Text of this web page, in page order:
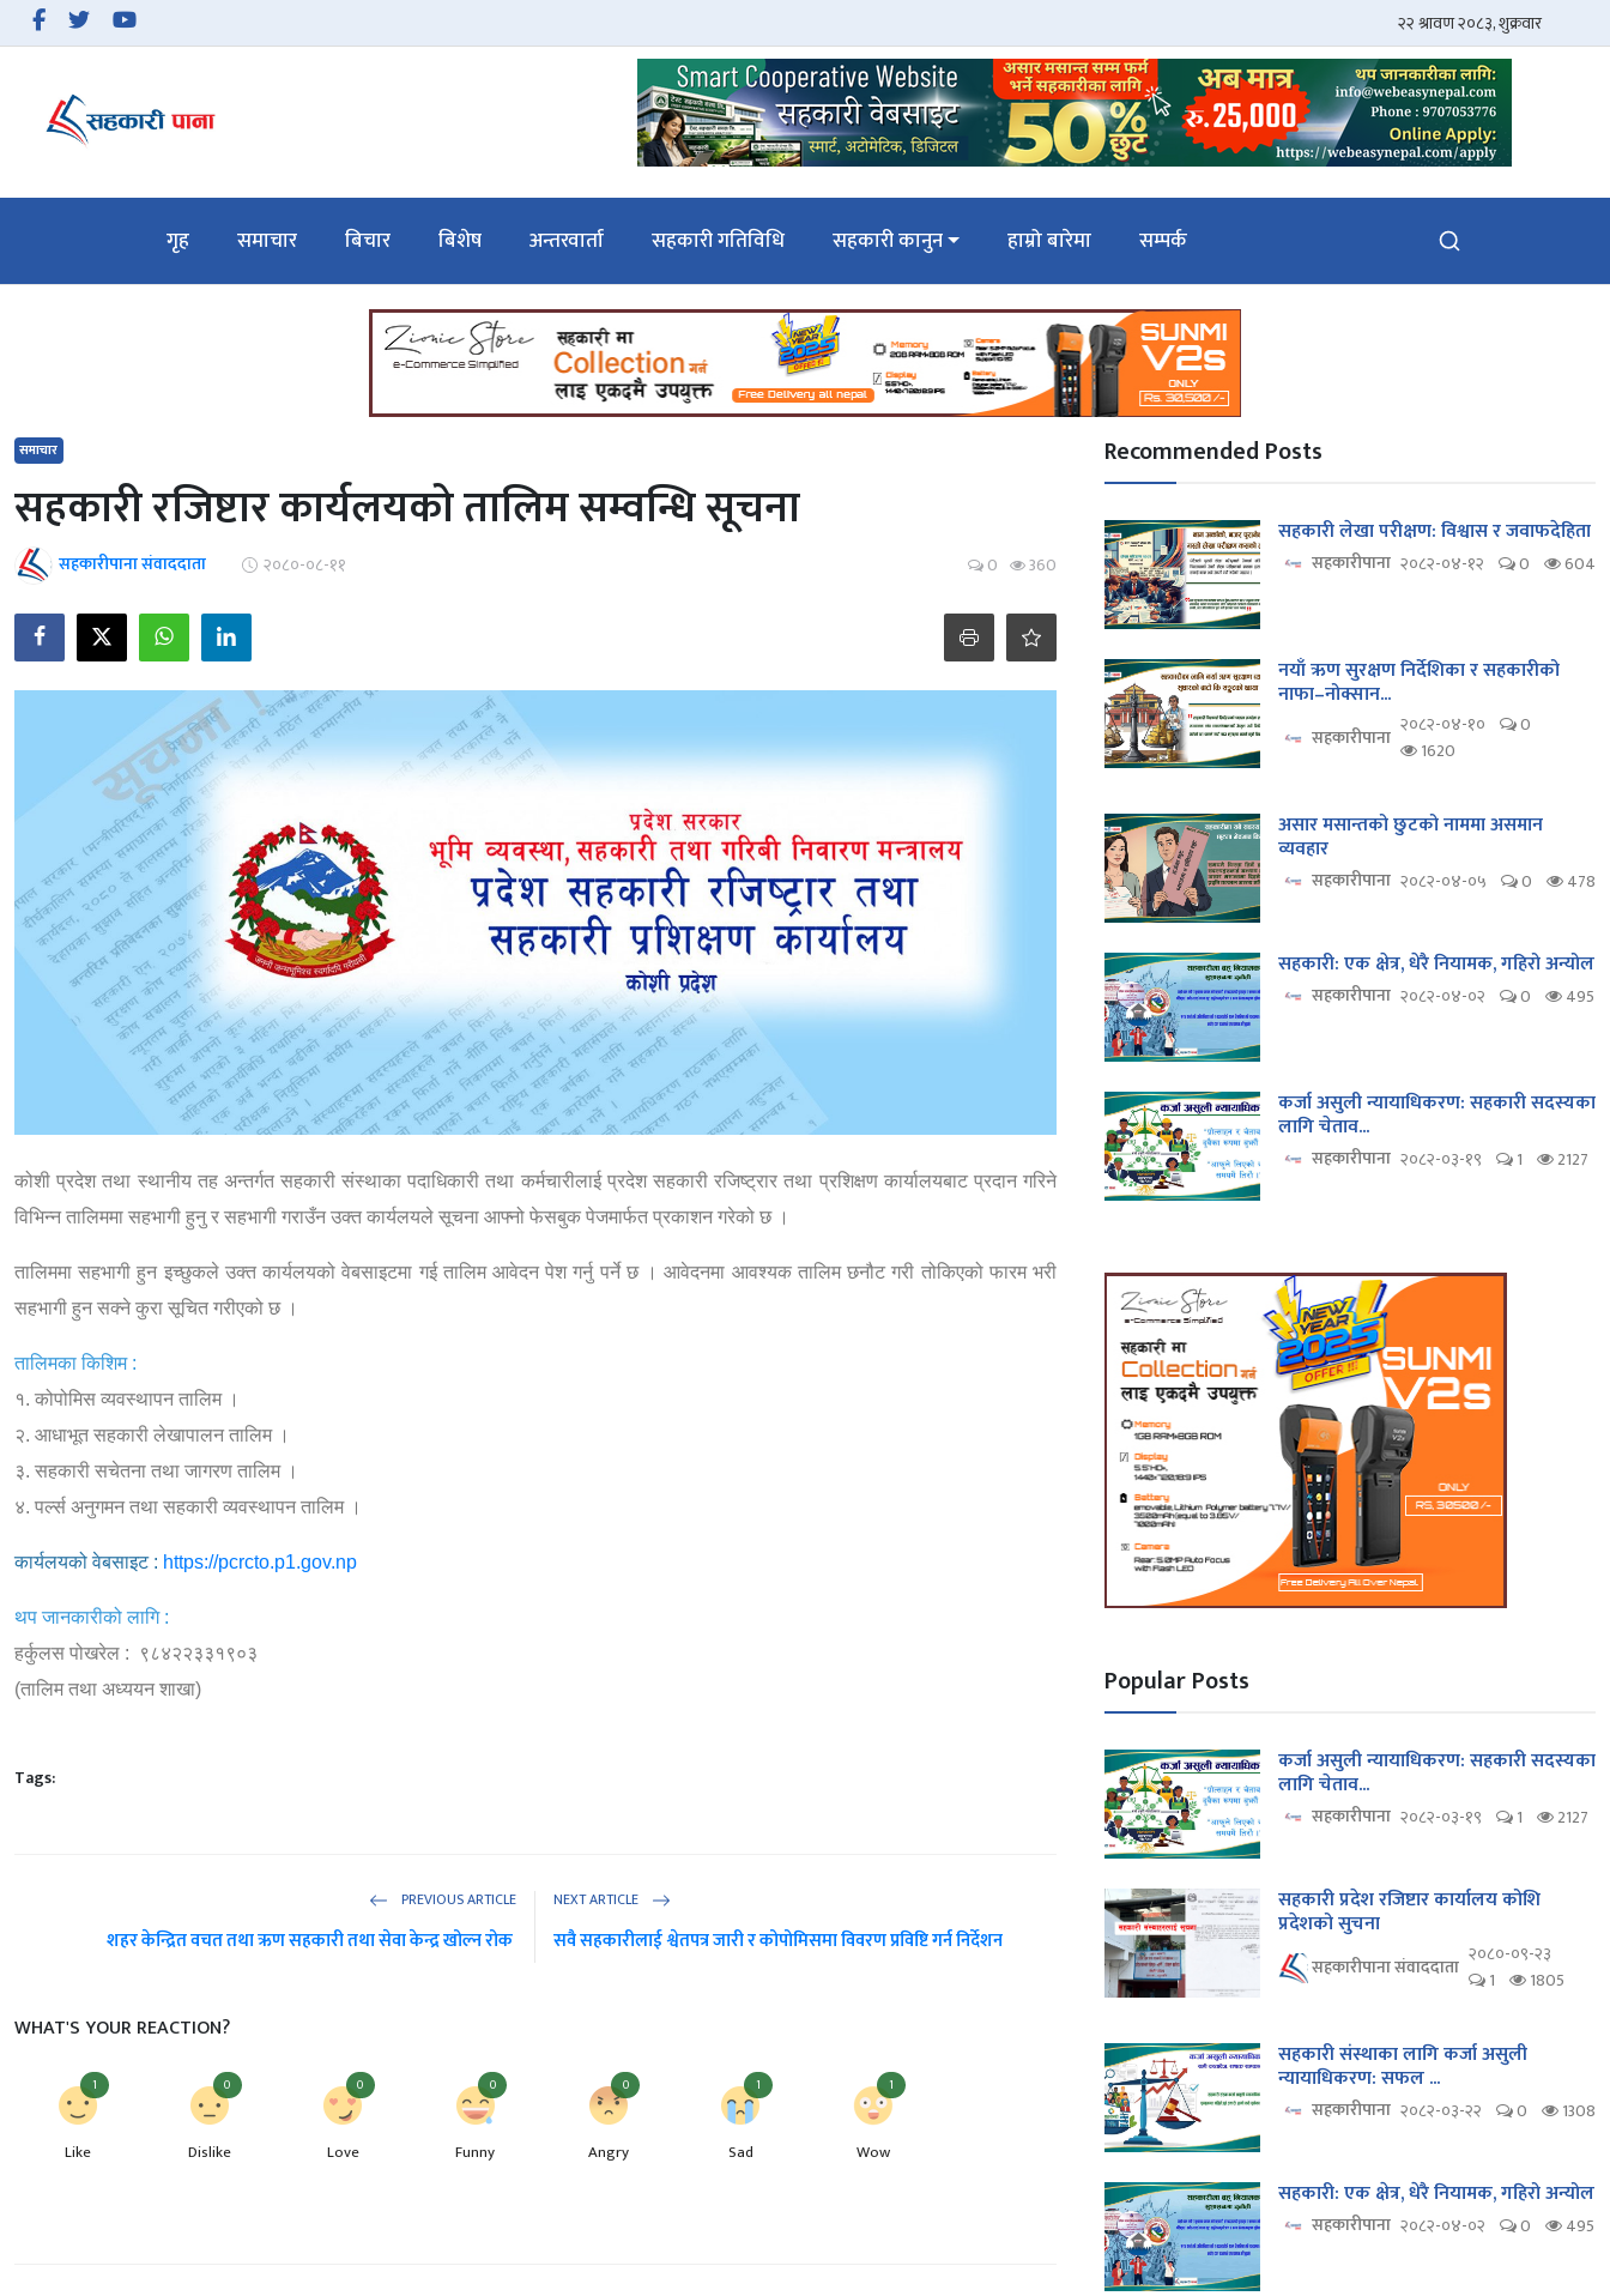
गृह समाचार बिचार बिशेष अन्तरवार्ता सहकारी गतिविधि सहकारी कानुन हाम्रो बारेमा सम्पर्क
बिचार
हाम्रो बारेमा
सम्पर्क
समाचार
सहकारी रजिष्टार कार्यलयको तालिम सम्वन्धि सूचना
सहकारीपाना संवाददाता २०८०-०८-११ 0 360
कोशी प्रदेश तथा स्थानीय तह अन्तर्गत सहकारी संस्थाका पदाधिकारी तथा कर्मचारीलाई प्रदेश सहकारी रजिष्ट्रार तथा प्रशिक्षण कार्यालयबाट प्रदान गरिने
विभिन्न तालिममा सहभागी हुनु र सहभागी गराउँन उक्त कार्यलयले सूचना आफ्नो फेसबुक पेजमार्फत प्रकाशन गरेको छ ।
तालिममा सहभागी हुन इच्छुकले उक्त कार्यलयको वेबसाइटमा गई तालिम आवेदन पेश गर्नु पर्ने छ । आवेदनमा आवश्यक तालिम छनौट गरी तोकिएको फारम भरी
सहभागी हुन सक्ने कुरा सूचित गरीएको छ ।
तालिमका किशिम :
१. कोपोमिस व्यवस्थापन तालिम ।
२. आधाभूत सहकारी लेखापालन तालिम ।
३. सहकारी सचेतना तथा जागरण तालिम ।
४. पर्ल्स अनुगमन तथा सहकारी व्यवस्थापन तालिम ।
कार्यलयको वेबसाइट : https://pcrcto.p1.gov.np
थप जानकारीको लागि :
हर्कुलस पोखरेल : ९८४२२३३१९०३
(तालिम तथा अध्ययन शाखा)
Tags:
PREVIOUS ARTICLE
शहर केन्द्रित वचत तथा ऋण सहकारी तथा सेवा केन्द्र खोल्न रोक
NEXT ARTICLE
सवै सहकारीलाई श्वेतपत्र जारी र कोपोमिसमा विवरण प्रविष्टि गर्न निर्देशन
WHAT'S YOUR REACTION?
1
Like
0
Dislike
0
Love
0
Funny
0
Angry
1
Sad
1
Wow
Recommended Posts
सहकारी लेखा परीक्षण: विश्वास र जवाफदेहिता
सहकारीपाना २०८२-०४-१२ 0 604
नयाँ ऋण सुरक्षण निर्देशिका र सहकारीको
नाफा–नोक्सान...
सहकारीपाना २०८२-०४-१०
0
1620
असार मसान्तको छुटको नाममा असमान
व्यवहार
सहकारीपाना २०८२-०४-०५ 0 478
सहकारी: एक क्षेत्र, धेरै नियामक, गहिरो अन्योल
सहकारीपाना २०८२-०४-०२ 0 495
कर्जा असुली न्यायाधिकरण: सहकारी सदस्यका
लागि चेताव...
सहकारीपाना २०८२-०३-१९ 1 2127
Popular Posts
कर्जा असुली न्यायाधिकरण: सहकारी सदस्यका
लागि चेताव...
सहकारीपाना २०८२-०३-१९ 1 2127
सहकारी प्रदेश रजिष्टार कार्यालय कोशि
प्रदेशको सुचना
सहकारीपाना संवाददाता २०८०-०९-२३
1
1805
सहकारी संस्थाका लागि कर्जा असुली
न्यायाधिकरण: सफल ...
सहकारीपाना २०८२-०३-२२ 0 1308
सहकारी: एक क्षेत्र, धेरै नियामक, गहिरो अन्योल
सहकारीपाना २०८२-०४-०२ 0 495